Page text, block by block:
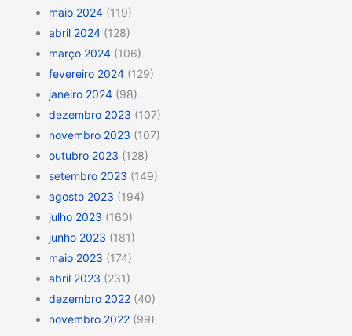
maio 2024 (119)
abril 2024 (128)
março 2024 (106)
fevereiro 2024 (129)
janeiro 2024 (98)
dezembro 2023 (107)
novembro 2023 (107)
outubro 2023 (128)
setembro 2023 (149)
agosto 2023 (194)
julho 2023 (160)
junho 2023 (181)
maio 2023 (174)
abril 2023 (231)
dezembro 2022 (40)
novembro 2022 (99)